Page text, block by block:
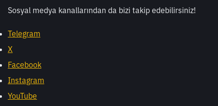
Sosyal medya kanallarından da bizi takip edebilirsiniz!
Telegram
X
Facebook
Instagram
YouTube